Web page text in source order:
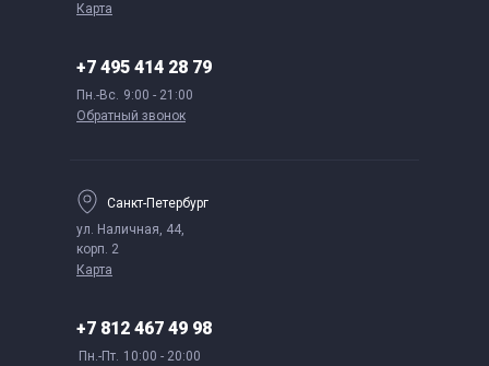
Карта
+7 495 414 28 79
Пн.-Вс. 9:00 - 21:00
Обратный звонок
Санкт-Петербург
ул. Наличная, 44,
корп. 2
Карта
+7 812 467 49 98
Пн.-Пт. 10:00 - 20:00